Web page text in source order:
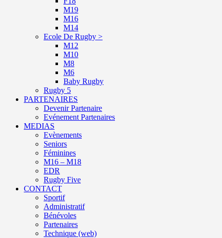
M19
M16
M14
Ecole De Rugby >
M12
M10
M8
M6
Baby Rugby
Rugby 5
PARTENAIRES
Devenir Partenaire
Evénement Partenaires
MEDIAS
Evènements
Seniors
Féminines
M16 – M18
EDR
Rugby Five
CONTACT
Sportif
Administratif
Bénévoles
Partenaires
Technique (web)